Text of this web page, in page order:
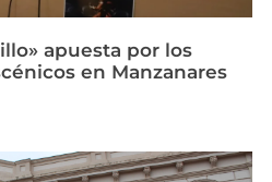
apuesta por los
en Manzanares